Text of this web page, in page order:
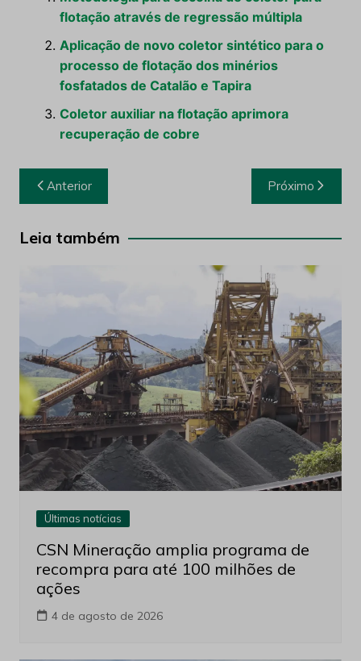
flotação através de regressão múltipla
Aplicação de novo coletor sintético para o
processo de flotação dos minérios
fosfatados de Catalão e Tapira
Coletor auxiliar na flotação aprimora
recuperação de cobre
Navegação
de
Post
Anterior Próximo
Leia também
Últimas notícias
CSN Mineração amplia programa de
recompra para até 100 milhões de
ações
4 de agosto de 2026